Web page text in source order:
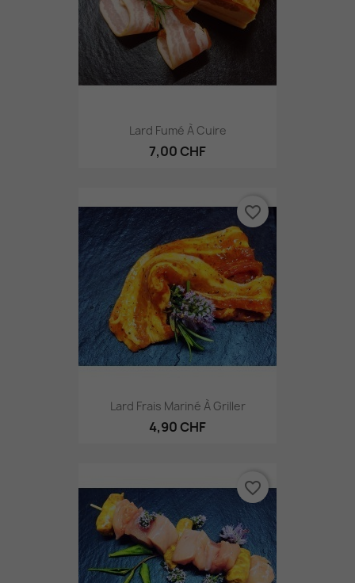
Lard Fumé À Cuire
7,00 CHF
Lard Frais Mariné À Griller
4,90 CHF
favorite_border
favorite_border